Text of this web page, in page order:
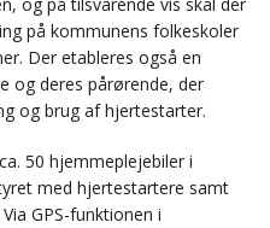
på kommunens folkeskoler
Der etableres også en
og deres pårørende, der
og brug af hjertestarter.
50 hjemmeplejebiler i
med hjertestartere samt
GPS-funktionen i